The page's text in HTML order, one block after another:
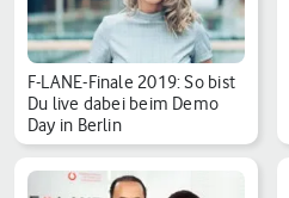
F-LANE-Finale 2019: So bist
Du live dabei beim Demo
Day in Berlin